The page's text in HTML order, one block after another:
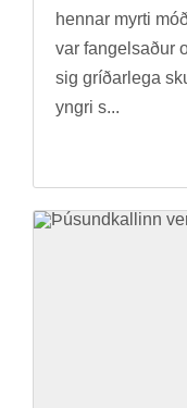
henn­ar myrti
var fang­els­að­ur
sig gríð­ar­lega
yngri s...